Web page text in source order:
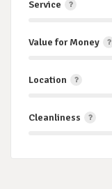
Service
Value for Money
Location
Cleanliness